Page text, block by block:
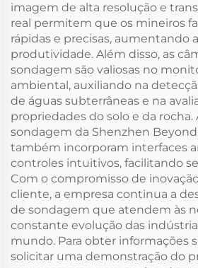
imagem de alta resolução e
real permitem que os mineiros
rápidas e precisas, aumentando
produtividade. Além disso, as
sondagem são valiosas no
ambiental, auxiliando na
de águas subterrâneas e na
propriedades do solo e da rocha.
sondagem da Shenzhen
também incorporam interfaces
controles intuitivos, facilitando
Com o compromisso de
cliente, a empresa continua a
de sondagem que atendem às
constante evolução das
mundo. Para obter informações
solicitar uma demonstração do